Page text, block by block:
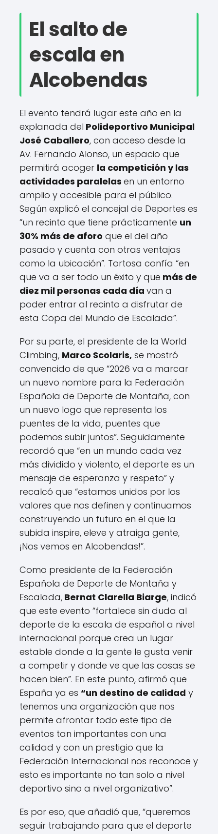
0
El salto de
escala en
Alcobendas
El evento tendrá lugar este año en la
explanada del Polideportivo Municipal
José Caballero, con acceso desde la
Av. Fernando Alonso, un espacio que
permitirá acoger la competición y las
actividades paralelas en un entorno
amplio y accesible para el público.
Según explicó el concejal de Deportes es
“un recinto que tiene prácticamente un
30% más de aforo que el del año
pasado y cuenta con otras ventajas
como la ubicación”. Tortosa confía “en
que va a ser todo un éxito y que más de
diez mil personas cada día van a
poder entrar al recinto a disfrutar de
esta Copa del Mundo de Escalada”.
Por su parte, el presidente de la World
Climbing, Marco Scolaris, se mostró
convencido de que “2026 va a marcar
un nuevo nombre para la Federación
Española de Deporte de Montaña, con
un nuevo logo que representa los
puentes de la vida, puentes que
podemos subir juntos”. Seguidamente
recordó que “en un mundo cada vez
más dividido y violento, el deporte es un
mensaje de esperanza y respeto” y
recalcó que “estamos unidos por los
valores que nos definen y continuamos
construyendo un futuro en el que la
subida inspire, eleve y atraiga gente,
¡Nos vemos en Alcobendas!”.
Como presidente de la Federación
Española de Deporte de Montaña y
Escalada, Bernat Clarella Biarge, indicó
que este evento “fortalece sin duda al
deporte de la escala de español a nivel
internacional porque crea un lugar
estable donde a la gente le gusta venir
a competir y donde ve que las cosas se
hacen bien”. En este punto, afirmó que
España ya es “un destino de calidad y
tenemos una organización que nos
permite afrontar todo este tipo de
eventos tan importantes con una
calidad y con un prestigio que la
Federación Internacional nos reconoce y
esto es importante no tan solo a nivel
deportivo sino a nivel organizativo”.
Es por eso, que añadió que, “queremos
seguir trabajando para que el deporte